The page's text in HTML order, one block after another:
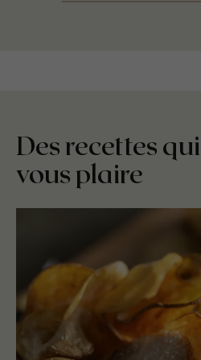
Des recettes
vous plaire